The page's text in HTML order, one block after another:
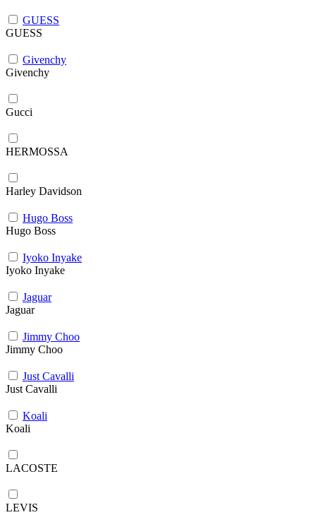
GUESS
GUESS
Givenchy
Givenchy
Gucci
HERMOSSA
Harley Davidson
Hugo Boss
Hugo Boss
Iyoko Inyake
Iyoko Inyake
Jaguar
Jaguar
Jimmy Choo
Jimmy Choo
Just Cavalli
Just Cavalli
Koali
Koali
LACOSTE
LEVIS